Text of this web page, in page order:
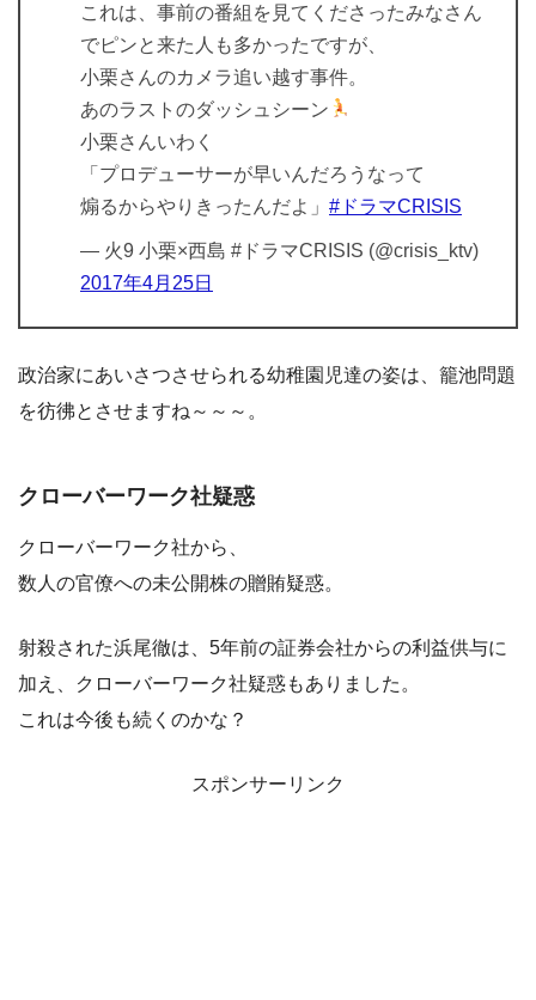
これは、事前の番組を見てくださったみなさん
でピンと来た人も多かったですが、
小栗さんのカメラ追い越す事件。
あのラストのダッシュシーン
小栗さんいわく
「プロデューサーが早いんだろうなって
煽るからやりきったんだよ」 #ドラマCRISIS
— 火9 小栗×西島 #ドラマCRISIS (@crisis_ktv)
2017年4月25日
政治家にあいさつさせられる幼稚園児達の姿は、籠池問題
を彷彿とさせますね～～～。
クローバーワーク社疑惑
クローバーワーク社から、
数人の官僚への未公開株の贈賄疑惑。
射殺された浜尾徹は、5年前の証券会社からの利益供与に
加え、クローバーワーク社疑惑もありました。
これは今後も続くのかな？
スポンサーリンク